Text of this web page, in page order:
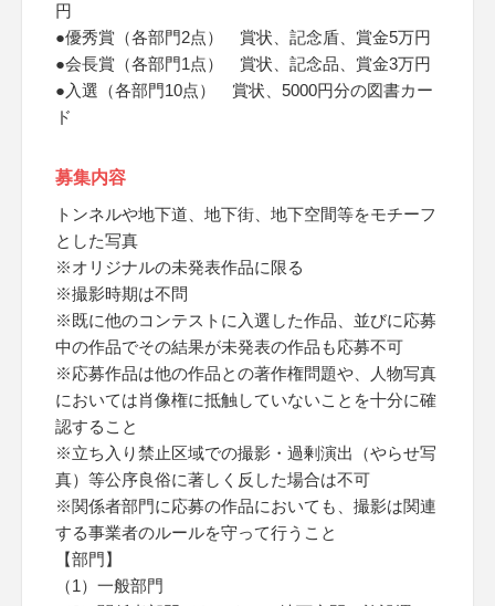
円
●優秀賞（各部門2点） 賞状、記念盾、賞金5万円
●会長賞（各部門1点） 賞状、記念品、賞金3万円
●入選（各部門10点） 賞状、5000円分の図書カー
ド
募集内容
トンネルや地下道、地下街、地下空間等をモチーフ
とした写真
※オリジナルの未発表作品に限る
※撮影時期は不問
※既に他のコンテストに入選した作品、並びに応募
中の作品でその結果が未発表の作品も応募不可
※応募作品は他の作品との著作権問題や、人物写真
においては肖像権に抵触していないことを十分に確
認すること
※立ち入り禁止区域での撮影・過剰演出（やらせ写
真）等公序良俗に著しく反した場合は不可
※関係者部門に応募の作品においても、撮影は関連
する事業者のルールを守って行うこと
【部門】
（1）一般部門